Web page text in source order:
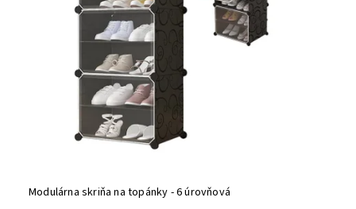
Modulárna skriňa na topánky - 6 úrovňová